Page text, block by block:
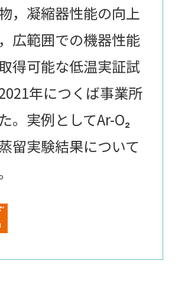
，凝縮器性能の向上
広範囲での機器性能
得可能な低温実証試
年につくば事業所
。実例としてAr-O₂
留実験結果について